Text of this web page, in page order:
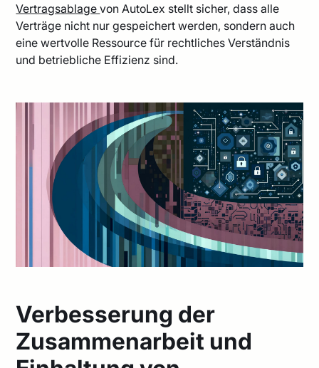
Vertragsablagevon AutoLex stellt sicher, dass alle
Verträge nicht nur gespeichert werden, sondern auch
eine wertvolle Ressource für rechtliches Verständnis
und betriebliche Effizienz sind.
Verbesserung der
Zusammenarbeit und